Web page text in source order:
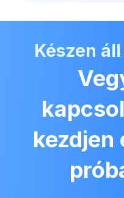
Készen
kezdjen